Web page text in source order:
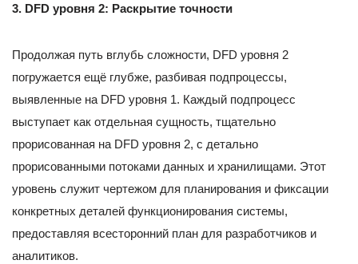
3. DFD уровня 2: Раскрытие точности
Продолжая путь вглубь сложности, DFD уровня 2
погружается ещё глубже, разбивая подпроцессы,
выявленные на DFD уровня 1. Каждый подпроцесс
выступает как отдельная сущность, тщательно
прорисованная на DFD уровня 2, с детально
прорисованными потоками данных и хранилищами. Этот
уровень служит чертежом для планирования и фиксации
конкретных деталей функционирования системы,
предоставляя всесторонний план для разработчиков и
аналитиков.